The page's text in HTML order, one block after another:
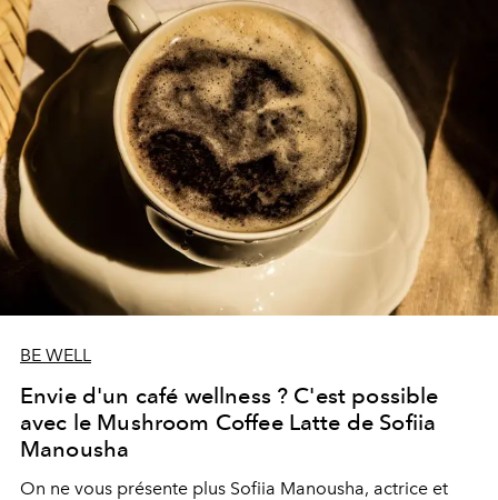
BE WELL
Envie d'un café wellness ? C'est possible
avec le Mushroom Coffee Latte de Sofiia
Manousha
On ne vous présente plus Sofiia Manousha, actrice et